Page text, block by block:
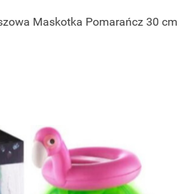
Maskotka Pomarańcz 30 cm